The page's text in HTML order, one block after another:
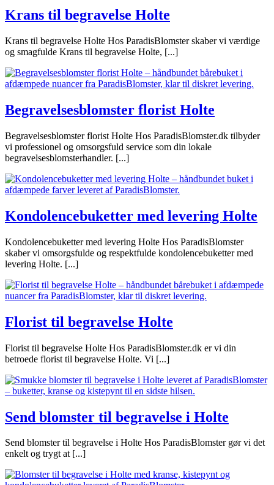
Krans til begravelse Holte
Krans til begravelse Holte Hos ParadisBlomster skaber vi værdige
og smagfulde Krans til begravelse Holte, [...]
Begravelsesblomster florist Holte
Begravelsesblomster florist Holte Hos ParadisBlomster.dk tilbyder
vi professionel og omsorgsfuld service som din lokale
begravelsesblomsterhandler. [...]
Kondolencebuketter med levering Holte
Kondolencebuketter med levering Holte Hos ParadisBlomster
skaber vi omsorgsfulde og respektfulde kondolencebuketter med
levering Holte. [...]
Florist til begravelse Holte
Florist til begravelse Holte Hos ParadisBlomster.dk er vi din
betroede florist til begravelse Holte. Vi [...]
Send blomster til begravelse i Holte
Send blomster til begravelse i Holte Hos ParadisBlomster gør vi det
enkelt og trygt at [...]